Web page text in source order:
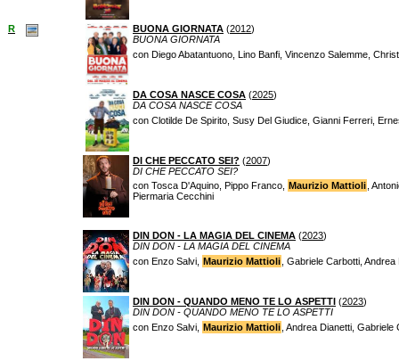
R BUONA GIORNATA (2012)
BUONA GIORNATA
con Diego Abatantuono, Lino Banfi, Vincenzo Salemme,
DA COSA NASCE COSA (2025)
DA COSA NASCE COSA
con Clotilde De Spirito, Susy Del Giudice, Gianni Ferreri,
DI CHE PECCATO SEI? (2007)
DI CHE PECCATO SEI?
con Tosca D'Aquino, Pippo Franco, Maurizio Mattioli ,
Piermaria Cecchini
DIN DON - LA MAGIA DEL CINEMA (2023)
DIN DON - LA MAGIA DEL CINEMA
con Enzo Salvi, Maurizio Mattioli , Gabriele Carbotti,
DIN DON - QUANDO MENO TE LO ASPETTI (2023)
DIN DON - QUANDO MENO TE LO ASPETTI
con Enzo Salvi, Maurizio Mattioli , Andrea Dianetti,